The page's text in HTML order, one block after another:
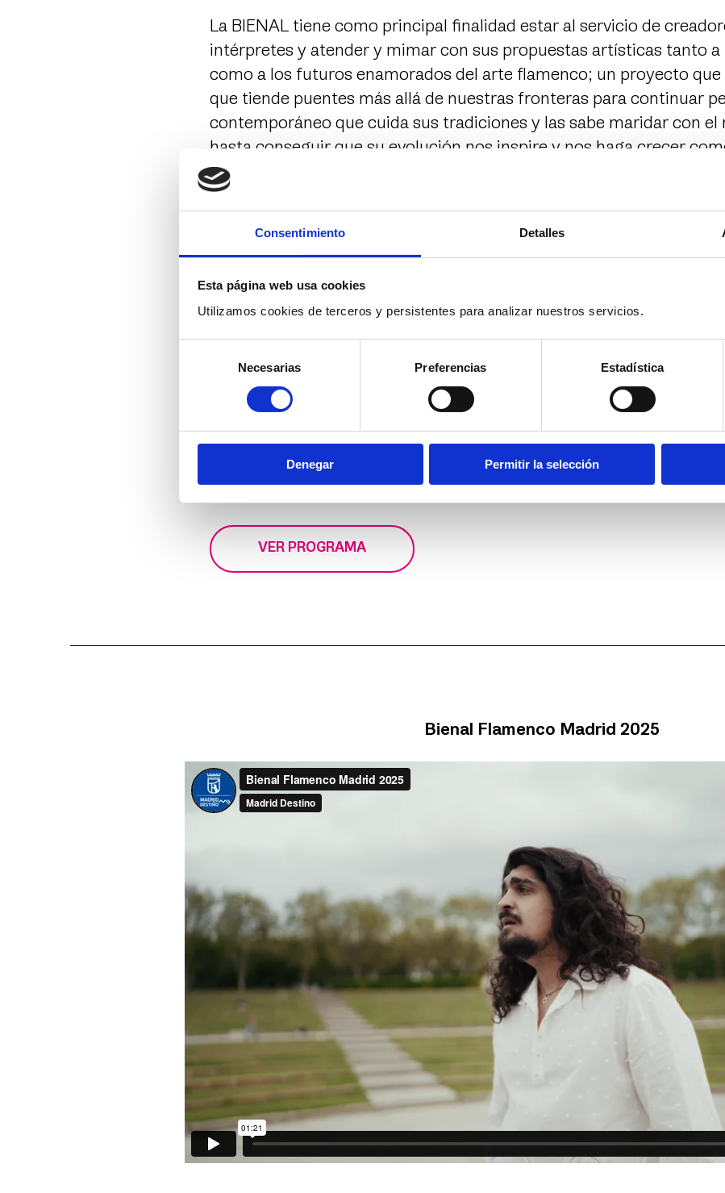
Consentimiento Detalles
Esta página web usa cookies
Utilizamos cookies de terceros y persistentes para analizar nuestros servicios.
consentimiento
Necesarias Preferencias Estadística
Denegar Permitir la selección
La BIENAL tiene como principal finalidad estar al servicio de
intérpretes y atender y mimar con sus propuestas artísticas tanto a
como a los futuros enamorados del arte flamenco; un proyecto
que tiende puentes más allá de nuestras fronteras para continuar
contemporáneo que cuida sus tradiciones y las sabe maridar con el
hasta conseguir que su evolución nos inspire y nos haga crecer
Arte, concordia, territorio y ciudadanía, son los cuatro pilares que
en la creación y puesta en marcha de esta primera edición y que
los que nos den perspectiva, mirada alta y compromiso en futuras
ayudan a fortalecer nuestros objetivos para, de este modo, hacer
sector que necesita del apoyo incondicional de las instituciones
mensaje universal de la creación artística. Si el arte crece, nuestra
FLAMENCO MADRID.
Director artístico Bienal Flamenco Madrid 2025
VER PROGRAMA
Bienal Flamenco Madrid 2025